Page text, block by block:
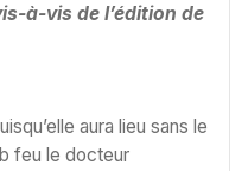
à-vis de l’édition de
aura lieu sans le
feu le docteur